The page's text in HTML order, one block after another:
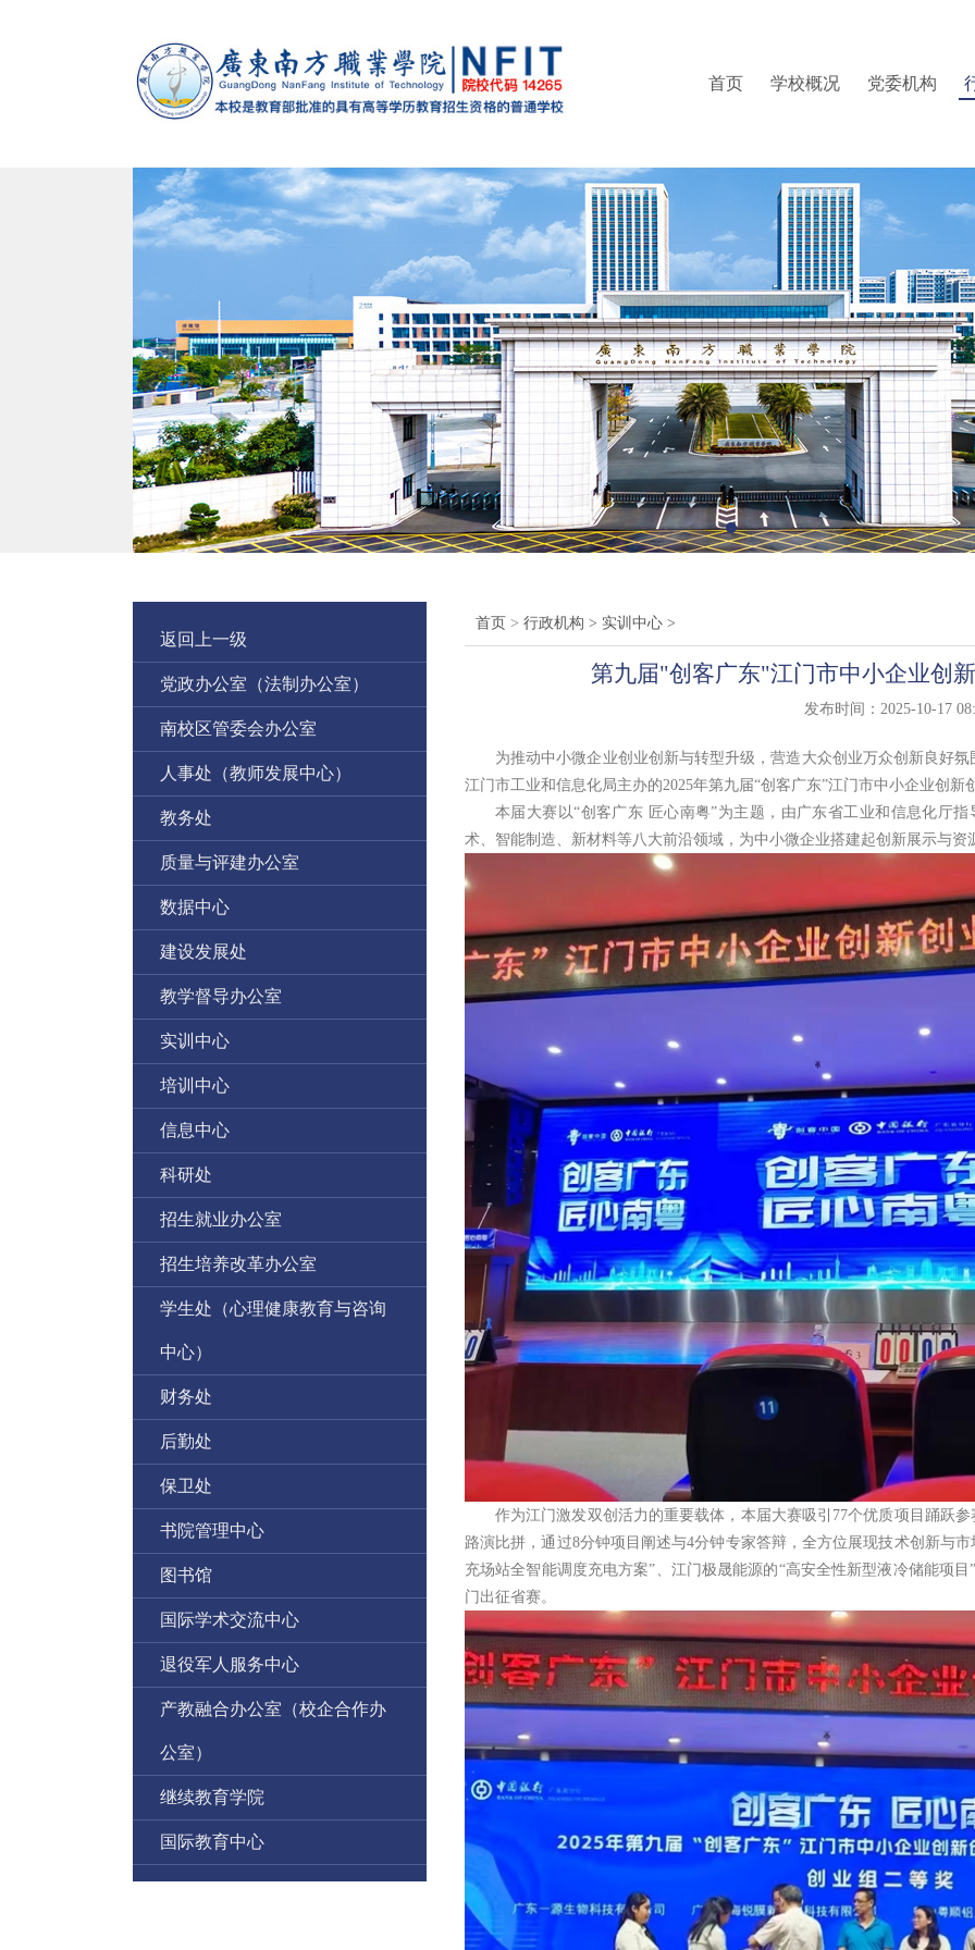
首页 学校概况 党委机构
学校概况 校训精神 现任领导 联系方式 校
党委组织部（党校） 党委宣传部（普法办公室） 纪委办公室
党委武装部 团委
党政办公室（法制办公室） 南校区管委会办公室 人事处（教师发展中心）
教学督导办公室 实训中心 培训中心 信息中心 科研处
学生处（心理健康教育与咨询中心） 财务处 后勤处 保卫处 书院管理中心
退役军人服务中心 产教融合办公室（校企合作办公室） 继续教育学院
马克思主义学院 智能制造学院 集成电路学院 信息学院 财经
创新创业学院 体育部
招生办公室 就业指导中心 创新精英班
返回上一级
党政办公室（法制办公室）
南校区管委会办公室
人事处（教师发展中心）
教务处
质量与评建办公室
数据中心
建设发展处
教学督导办公室
实训中心
培训中心
信息中心
科研处
招生就业办公室
招生培养改革办公室
学生处（心理健康教育与咨询
中心）
财务处
后勤处
保卫处
书院管理中心
图书馆
国际学术交流中心
退役军人服务中心
产教融合办公室（校企合作办
公室）
继续教育学院
国际教育中心
首页 > 行政机构 > 实训中心 >
第九届"创客广东"江门市中小企业创
发布时间：2025-10-17
为推动中小微企业创业创新与转型升级，营造大众创业万众创新良好
江门市工业和信息化局主办的2025年第九届“创客广东”江门市中小企业创
本届大赛以“创客广东 匠心南粤”为主题，由广东省工业和信息化厅
术、智能制造、新材料等八大前沿领域，为中小微企业搭建起创新展示与资
作为江门激发双创活力的重要载体，本届大赛吸引77个优质项目踊跃
路演比拼，通过8分钟项目阐述与4分钟专家答辩，全方位展现技术创新与
充场站全智能调度充电方案”、江门极晟能源的“高安全性新型液冷储能项
门出征省赛。